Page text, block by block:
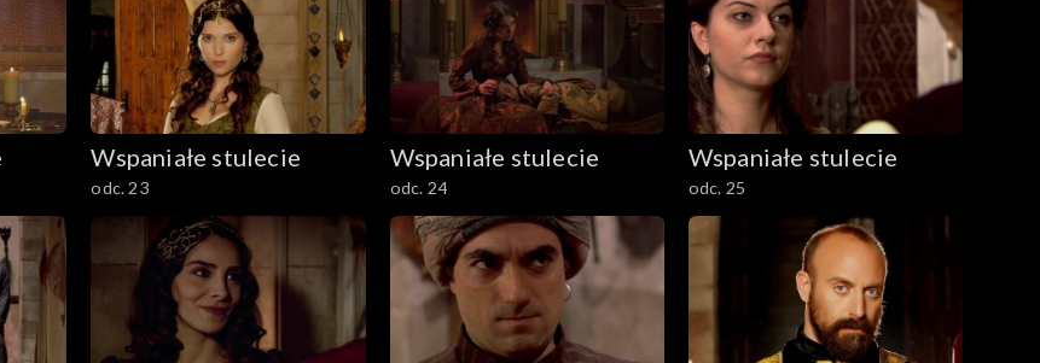
Wspaniałe stulecie
odc. 23
Wspaniałe stulecie
odc. 24
Wspaniałe stulecie
odc. 25